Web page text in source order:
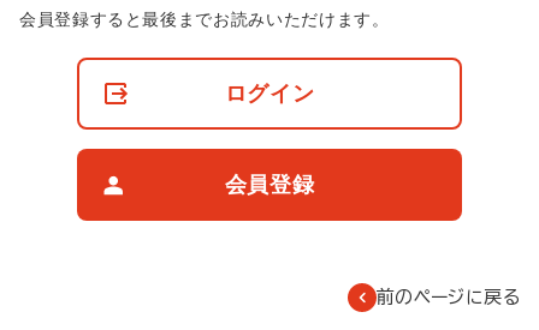
非
会員登録すると最後までお読みいただけます。
ログイン
会員登録
前のページに戻る